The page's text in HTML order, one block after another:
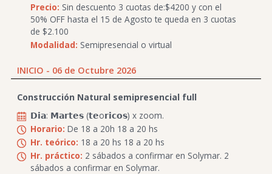
Precio: Sin descuento 3 cuotas de:$4200 y con el
50% OFF hasta el 15 de Agosto te queda en 3 cuotas
de $2.100
Modalidad: Semipresencial o virtual
INICIO - 06 de Octubre 2026
Construcción Natural semipresencial full
𝗗𝗶𝗮: 𝗠𝗮𝗿𝘁𝗲𝘀 (𝘁𝗲o𝗿𝗶𝗰𝗼𝘀) x zoom.
Horario: De 18 a 20h 18 a 20 hs
Hr. teórico: 18 a 20 hs 18 a 20 hs
Hr. práctico: 2 sábados a confirmar en Solymar. 2
sábados a confirmar en Solymar.